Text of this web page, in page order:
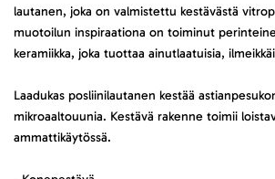
lautanen, joka on valmistettu kestävästä
muotoilun inspiraationa on toiminut
keramiikka, joka tuottaa ainutlaatuisia,
Laadukas posliinilautanen kestää
mikroaaltouunia. Kestävä rakenne toimii
ammattikäytössä.